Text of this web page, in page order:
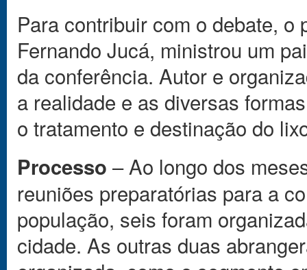
Para contribuir com o debate,
Fernando Jucá, ministrou um
da conferência. Autor e
a realidade e as diversas
o tratamento e destinação do
Processo – Ao longo dos
reuniões preparatórias para a
população, seis foram
cidade. As outras duas